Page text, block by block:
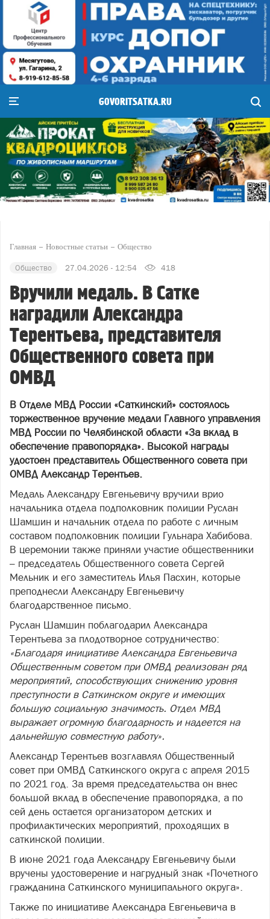
GOVORITSATKA.RU
Главная Новостные статьи Общество
Общество 27.04.2026 - 12:54 418
Вручили медаль. В Сатке
наградили Александра
Терентьева, представителя
Общественного совета при
ОМВД
В Отделе МВД России «Саткинский» состоялось
торжественное вручение медали Главного управления
МВД России по Челябинской области «За вклад в
обеспечение правопорядка». Высокой награды
удостоен представитель Общественного совета при
ОМВД Александр Терентьев.
Медаль Александру Евгеньевичу вручили врио
начальника отдела подполковник полиции Руслан
Шамшин и начальник отдела по работе с личным
составом подполковник полиции Гульнара Хабибова.
В церемонии также приняли участие общественники
– председатель Общественного совета Сергей
Мельник и его заместитель Илья Пасхин, которые
преподнесли Александру Евгеньевичу
благодарственное письмо.
Руслан Шамшин поблагодарил Александра
Терентьева за плодотворное сотрудничество:
«Благодаря инициативе Александра Евгеньевича
Общественным советом при ОМВД реализован ряд
мероприятий, способствующих снижению уровня
преступности в Саткинском округе и имеющих
большую социальную значимость. Отдел МВД
выражает огромную благодарность и надеется на
дальнейшую совместную работу».
Александр Терентьев возглавлял Общественный
совет при ОМВД Саткинского округа с апреля 2015
по 2021 год. За время председательства он внес
большой вклад в обеспечение правопорядка, а по
сей день остается организатором детских и
профилактических мероприятий, проходящих в
саткинской полиции.
В июне 2021 года Александру Евгеньевичу были
вручены удостоверение и нагрудный знак «Почетного
гражданина Саткинского муниципального округа».
Также по инициативе Александра Евгеньевича в